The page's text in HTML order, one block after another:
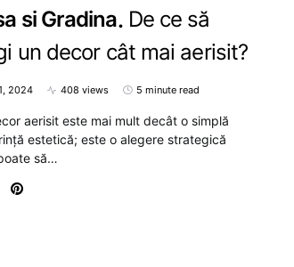
si Gradina De ce să
un decor cât mai aerisit?
2024 408 views 5 minute read
aerisit este mai mult decât o simplă
estetică; este o alegere strategică
să…